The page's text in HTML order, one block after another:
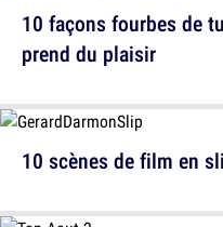
10 façons fourbes de
prend du plaisir
10 scènes de film en